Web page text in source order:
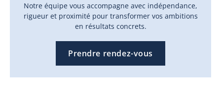
Notre équipe vous accompagne avec indépendance,
rigueur et proximité pour transformer vos ambitions
en résultats concrets.
Prendre rendez-vous